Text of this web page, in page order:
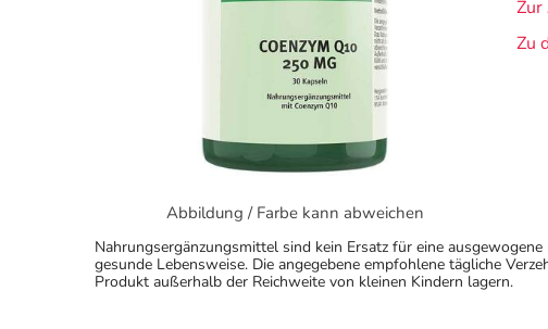
Abbildung / Farbe kann abweichen
Zu
Nahrungsergänzungsmittel sind kein Ersatz für eine
gesunde Lebensweise. Die angegebene empfohlene tägliche
Produkt außerhalb der Reichweite von kleinen Kindern lagern.